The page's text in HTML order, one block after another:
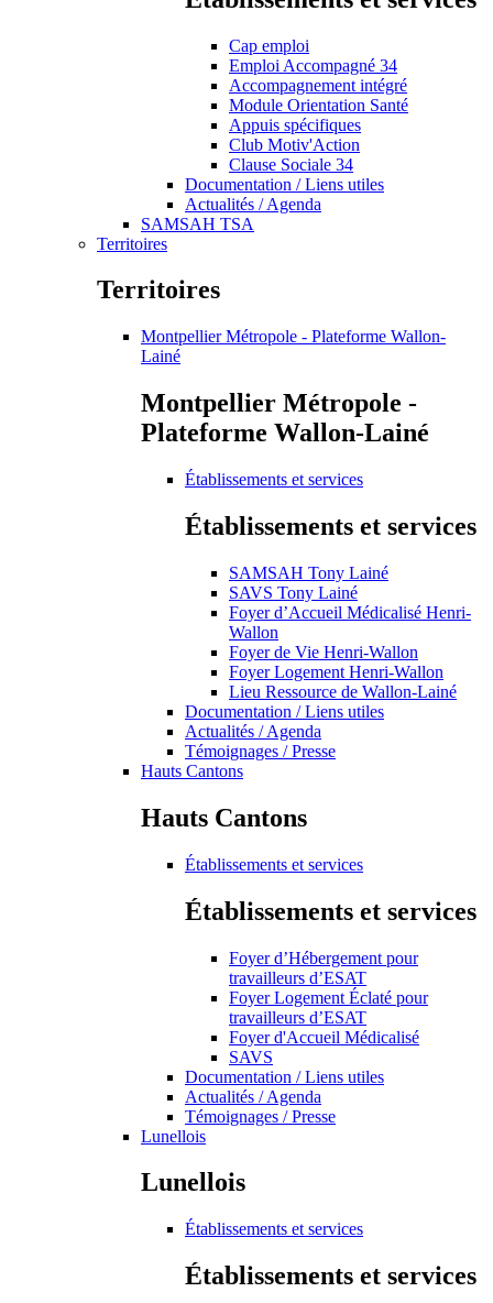
Cap emploi
Emploi Accompagné 34
Accompagnement intégré
Module Orientation Santé
Appuis spécifiques
Club Motiv'Action
Clause Sociale 34
Documentation / Liens utiles
Actualités / Agenda
SAMSAH TSA
Territoires
Territoires
Montpellier Métropole - Plateforme Wallon-
Lainé
Montpellier Métropole -
Plateforme Wallon-Lainé
Établissements et services
Établissements et services
SAMSAH Tony Lainé
SAVS Tony Lainé
Foyer d’Accueil Médicalisé Henri-
Wallon
Foyer de Vie Henri-Wallon
Foyer Logement Henri-Wallon
Lieu Ressource de Wallon-Lainé
Documentation / Liens utiles
Actualités / Agenda
Témoignages / Presse
Hauts Cantons
Hauts Cantons
Établissements et services
Établissements et services
Foyer d’Hébergement pour
travailleurs d’ESAT
Foyer Logement Éclaté pour
travailleurs d’ESAT
Foyer d'Accueil Médicalisé
SAVS
Documentation / Liens utiles
Actualités / Agenda
Témoignages / Presse
Lunellois
Lunellois
Établissements et services
Établissements et services